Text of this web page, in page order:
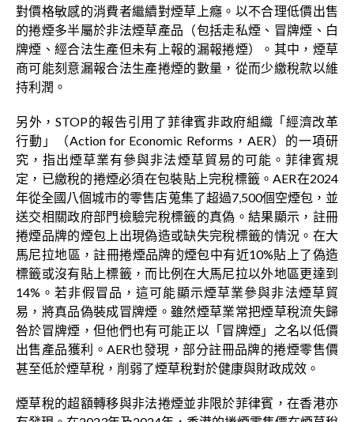
對價格敏感的消費者繼續對煙草上癮。以不合理低價出售
的捲煙多半屬於非法煙草產品（包括走私煙、冒牌煙、白
牌煙、經合法生產但未有上報的漏報捲煙）。其中，煙草
商可能刻意漏報合法生產捲煙的數量，從而少繳稅款以維
持利潤。
另外，STOP的報告引用了菲律賓非政府組織「經濟改革
行動」（Action for Economic Reforms，AER）的一項研
究，指出煙草業有參與非法煙草貿易的可能。菲律賓規
定，已繳稅的捲煙必須在包裝貼上完稅標籤。AER在2024
年從全國八個城市的零售店蒐集了超過7,500個空煙包，並
送交相關政府部門檢驗完稅標籤的真偽。結果顯示，註冊
捲煙品牌的煙包上出現偽造或缺失完稅標籤的情況。在大
馬尼拉地區，註冊捲煙品牌的煙包中有近10%貼上了偽造
標籤或沒有貼上標籤，而比例在大馬尼拉以外地區更達到
14%。若非假冒品，這可能顯示煙草業參與非法煙草貿
易，將真品偽裝成冒牌煙。雖然煙草業常把煙草稅流失歸
咎於冒牌煙，但他們也有可能正以「冒牌煙」之名以低價
出售產品獲利。AER也發現，部分註冊品牌的捲煙零售價
甚至低於煙草稅，削弱了煙草稅對於健康與財政成效。
煙草稅的超額轉移與非法捲煙並非限於菲律賓，在香港亦